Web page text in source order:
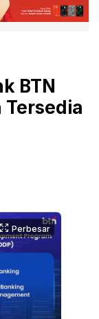
BTN
Tersedia
Perbesar